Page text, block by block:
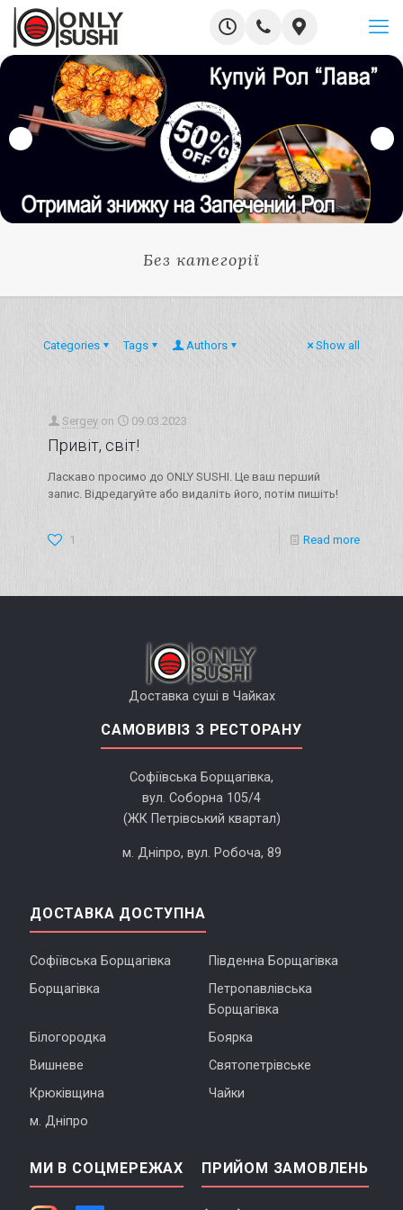
Без категорії
Categories Tags Authors Show all
Sergey on 09.03.2023
Привіт, світ!
Ласкаво просимо до ONLY SUSHI. Це ваш перший
запис. Відредагуйте або видаліть його, потім пишіть!
1 Read more
Доставка суші в Чайках
САМОВИВІЗ З РЕСТОРАНУ
Софіївська Борщагівка,
вул. Соборна 105/4
(ЖК Петрівський квартал)
м. Дніпро, вул. Робоча, 89
ДОСТАВКА ДОСТУПНА
Софіївська Борщагівка
Південна Борщагівка
Борщагівка
Петропавлівська
Борщагівка
Білогородка
Боярка
Вишневе
Святопетрівське
Крюківщина
Чайки
м. Дніпро
МИ В СОЦМЕРЕЖАХ ПРИЙОМ ЗАМОВЛЕНЬ